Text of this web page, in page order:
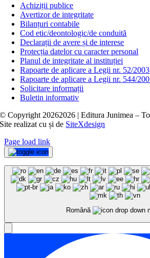
Achiziții publice
Avertizor de integritate
Bilanțuri contabile
Cod etic/deontologic/de conduită
Declarații de avere și de interese
Protecția datelor cu caracter personal
Planul de integritate al instituției
Rapoarte de aplicare a Legii nr. 52/2003
Rapoarte de aplicare a Legii nr. 544/
Solicitare informații
Buletin informativ
© Copyright 20262026 | Editura Junimea –
Site realizat cușide SiteXdesign
Page load link
Română